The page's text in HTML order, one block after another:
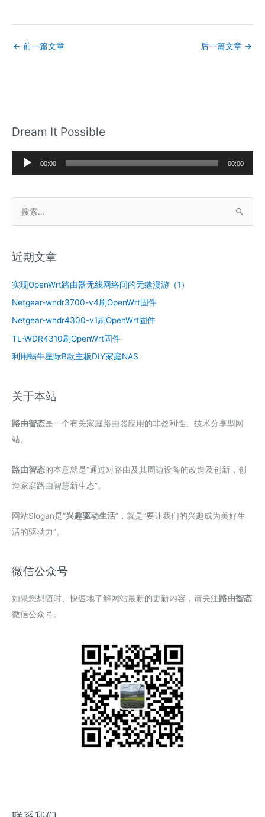
← 前一篇文章 后一篇文章 →
Dream It Possible
频
00:00 00:00
近期文章
实现OpenWrt路由器无线网络间的无缝漫游（1）
Netgear-wndr3700-v4刷OpenWrt固件
Netgear-wndr4300-v1刷OpenWrt固件
TL-WDR4310刷OpenWrt固件
利用蜗牛星际B款主板DIY家庭NAS
关于本站
路由智态是一个有关家庭路由器应用的非盈利性、技术分享型网
站。
路由智态的本意就是“通过对路由及其周边设备的改造及创新，创
造家庭路由智慧新生态”。
网站Slogan是“兴趣驱动生活”，就是“要让我们的兴趣成为美好生
活的驱动力”。
微信公众号
如果您想随时、快速地了解网站最新的更新内容，请关注路由智态
微信公众号。